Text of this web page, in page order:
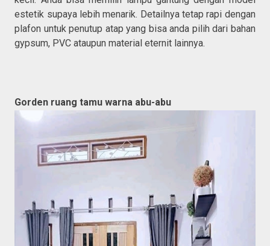
estetik supaya lebih menarik. Detailnya tetap rapi dengan
plafon untuk penutup atap yang bisa anda pilih dari bahan
gypsum, PVC ataupun material eternit lainnya.
Gorden ruang tamu warna abu-abu